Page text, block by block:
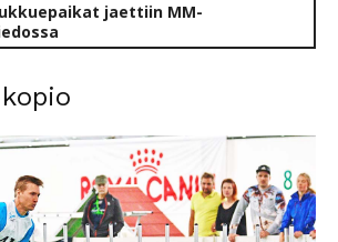
jaettiin MM-
kopio